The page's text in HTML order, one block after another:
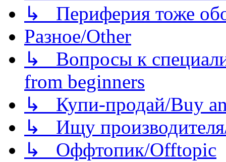
↳ Периферия тоже
Разное/Other
↳ Вопросы к
from beginners
↳ Купи-продай/Buy
↳ Ищу
↳ Оффтопик/Offtopic